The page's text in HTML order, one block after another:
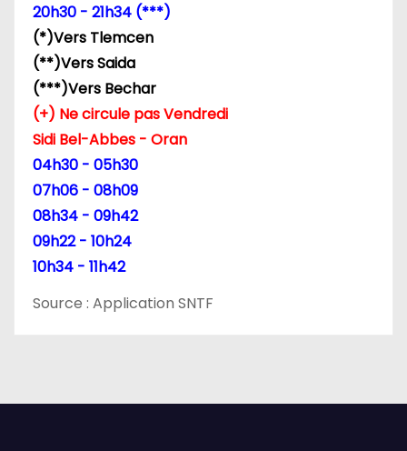
a
r
t
c
e
20h30 - 21h34 (***)
(*)Vers Tlemcen
(**)Vers Saida
(***)Vers Bechar
(+) Ne circule pas Vendredi
Sidi Bel-Abbes - Oran
04h30 - 05h30
07h06 - 08h09
08h34 - 09h42
09h22 - 10h24
10h34 - 11h42
Source : Application SNTF